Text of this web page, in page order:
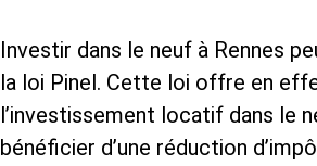
Investir dans le neuf à Rennes
la loi Pinel. Cette loi offre en
l’investissement locatif dans le
bénéficier d’une réduction